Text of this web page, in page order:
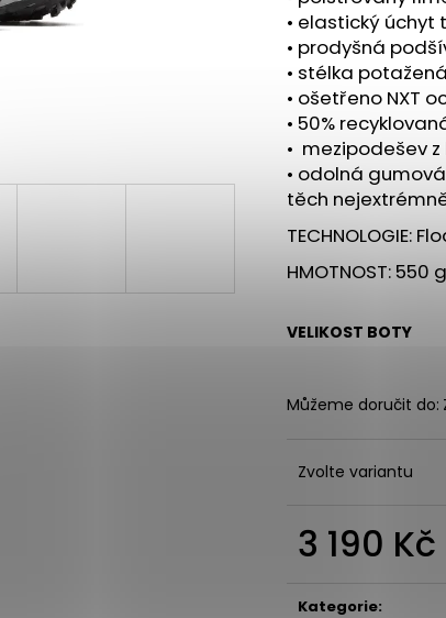
• elastický úchyt
• prodyšná
• stélka
• ošetřeno NXT
• 50%
• mezipodešev
• odolná
těch
TECHNOLOGIE:
HMOTNOST: 550 g
VELIKOST BOTY
Můžeme doručit do:
Zvolte variantu
3 190 Kč
Kategorie:
PILLAR PERFORMANCE TRIPLE
MAGNESIUM - LESNÍ PLODY, 200G
BOTY
3 990